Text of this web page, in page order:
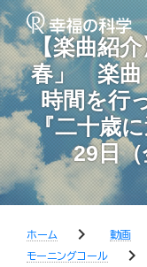
【楽曲紹
春」 楽曲
時間を行
『二十歳
29日
ホーム chevron_right 動画
モーニングコール
chevron_right